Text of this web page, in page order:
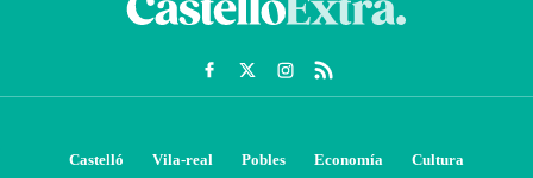
Castelló Vila-real Pobles Economía
Cultura